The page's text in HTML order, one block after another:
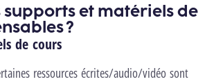
supports et matériels de
?
de cours
ressources écrites/audio/vidéo sont